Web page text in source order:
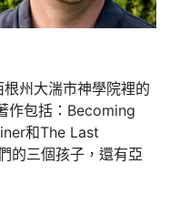
州大湍市神學院裡的
作包括：Becoming
和The Last
的三個孩子，還有亞